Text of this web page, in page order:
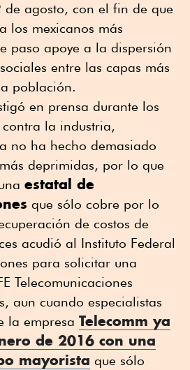
de agosto, con el fin de que
los mexicanos más
paso apoye a la dispersión
entre las capas más
población.
en prensa durante los
contra la industria,
no ha hecho demasiado
deprimidas, por lo que
estatal de
que sólo cobre por lo
de costos de
acudió al Instituto Federal
para solicitar una
Telecomunicaciones
aun cuando especialistas
la empresa Telecomm ya
de 2016 con una
mayorista que sólo